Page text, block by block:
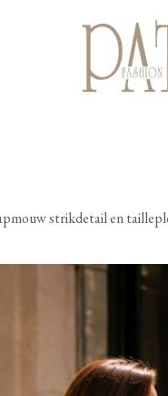
strikdetail en